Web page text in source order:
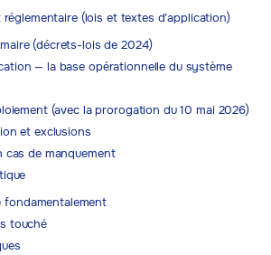
(lois et textes d’application)
(décrets-lois de 2024)
— la base opérationnelle du système
(avec la prorogation du 10 mai 2026)
et exclusions
cas de manquement
fondamentalement
touché